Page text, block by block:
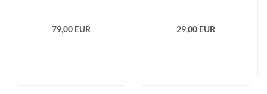
79,00 EUR 29,00 EUR